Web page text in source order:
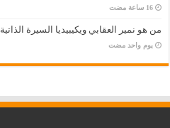
‏16 ساعة مضت
من هو نمير العقابي ويكيبيديا السيرة الذاتية
‏يوم واحد مضت